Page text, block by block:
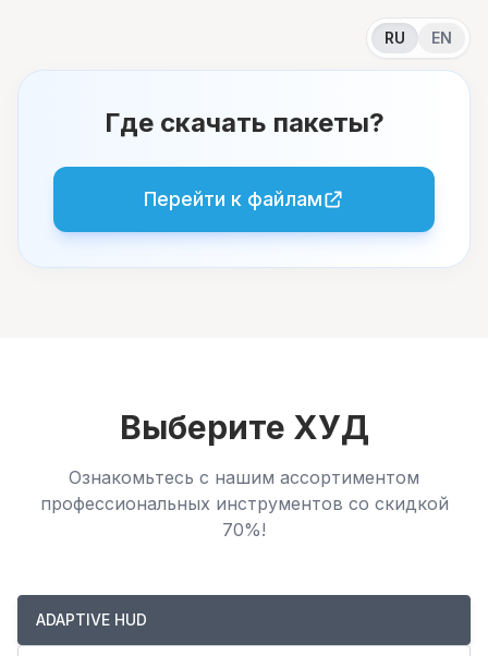
RU EN
Где скачать пакеты?
Перейти к файлам
Выберите ХУД
Ознакомьтесь с нашим ассортиментом
профессиональных инструментов со скидкой
70%!
ADAPTIVE HUD